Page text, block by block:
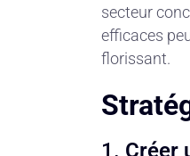
secteur
efficaces
florissant.
1. Créer